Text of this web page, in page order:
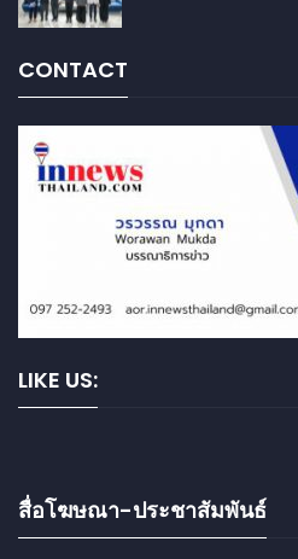
CONTACT
LIKE US:
สื่อโฆษณา-ประชาสัมพันธ์